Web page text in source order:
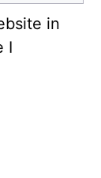
in
I